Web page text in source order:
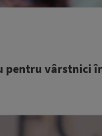
pentru vârstnici